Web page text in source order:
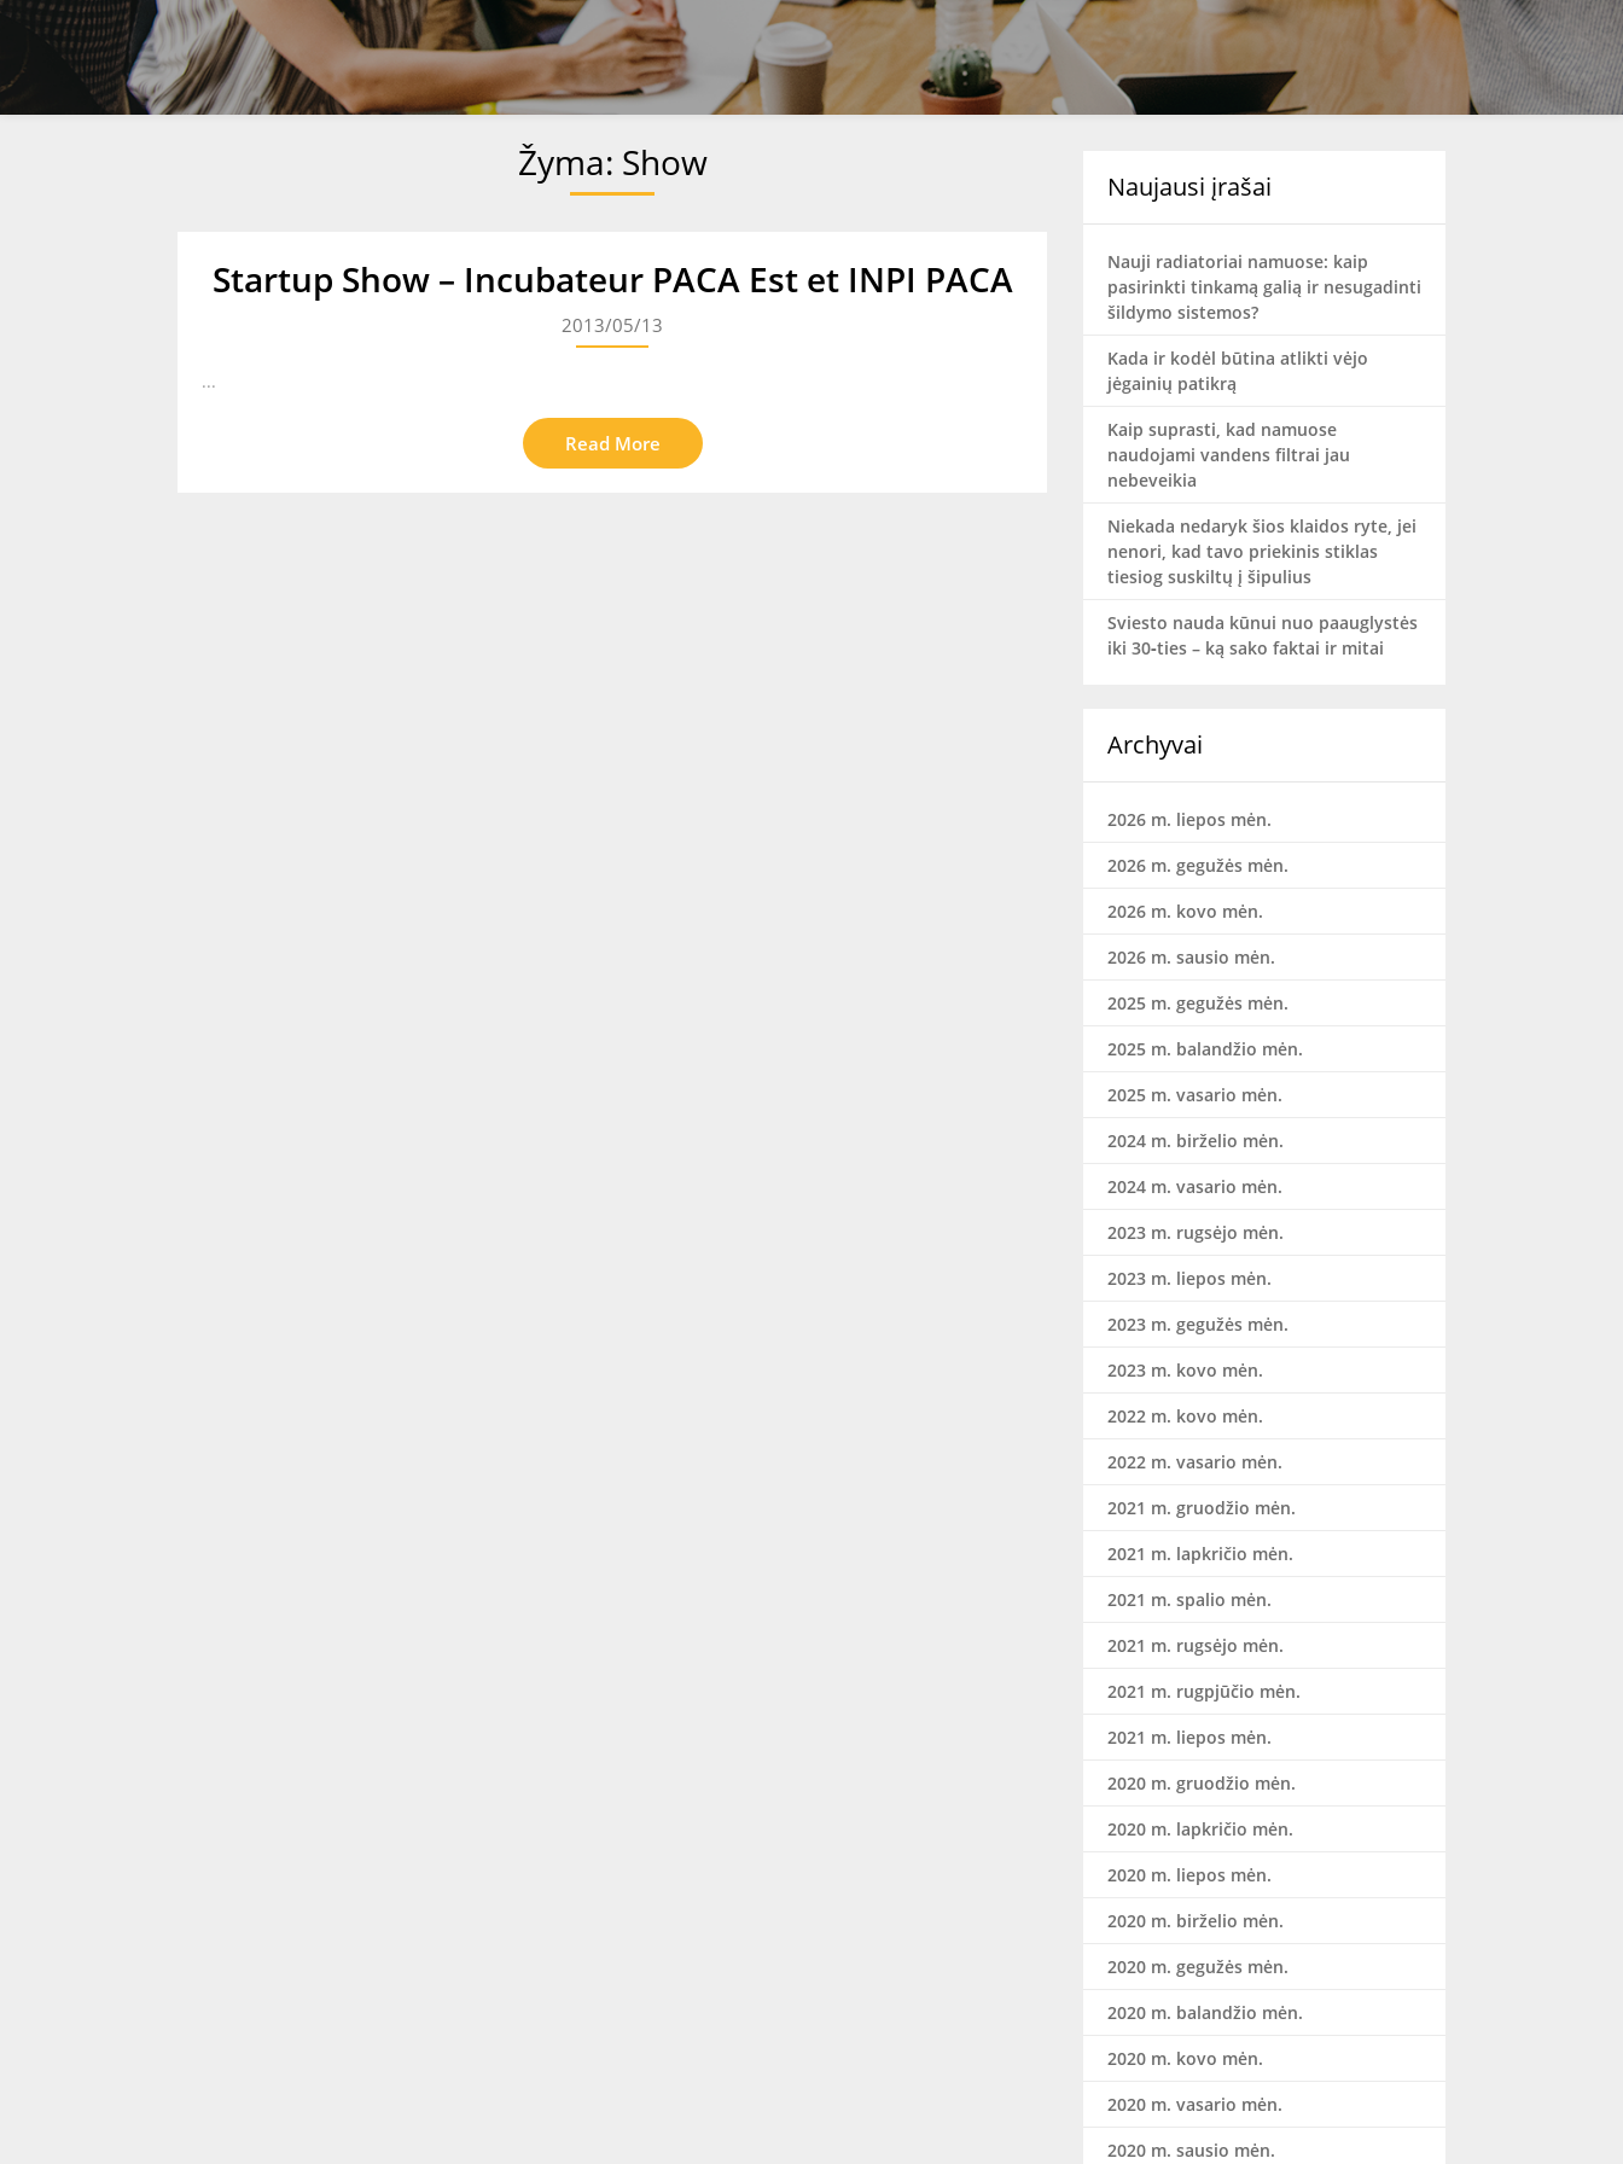
Žyma: Show
Startup Show – Incubateur PACA Est et INPI PACA
2013/05/13
...
Read More
Naujausi įrašai
Nauji radiatoriai namuose: kaip
pasirinkti tinkamą galią ir nesugadinti
šildymo sistemos?
Kada ir kodėl būtina atlikti vėjo
jėgainių patikrą
Kaip suprasti, kad namuose
naudojami vandens filtrai jau
nebeveikia
Niekada nedaryk šios klaidos ryte, jei
nenori, kad tavo priekinis stiklas
tiesiog suskiltų į šipulius
Sviesto nauda kūnui nuo paauglystės
iki 30‑ties – ką sako faktai ir mitai
Archyvai
2026 m. liepos mėn.
2026 m. gegužės mėn.
2026 m. kovo mėn.
2026 m. sausio mėn.
2025 m. gegužės mėn.
2025 m. balandžio mėn.
2025 m. vasario mėn.
2024 m. birželio mėn.
2024 m. vasario mėn.
2023 m. rugsėjo mėn.
2023 m. liepos mėn.
2023 m. gegužės mėn.
2023 m. kovo mėn.
2022 m. kovo mėn.
2022 m. vasario mėn.
2021 m. gruodžio mėn.
2021 m. lapkričio mėn.
2021 m. spalio mėn.
2021 m. rugsėjo mėn.
2021 m. rugpjūčio mėn.
2021 m. liepos mėn.
2020 m. gruodžio mėn.
2020 m. lapkričio mėn.
2020 m. liepos mėn.
2020 m. birželio mėn.
2020 m. gegužės mėn.
2020 m. balandžio mėn.
2020 m. kovo mėn.
2020 m. vasario mėn.
2020 m. sausio mėn.